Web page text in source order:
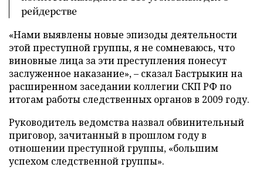
рейдерстве
«Нами выявлены новые эпизоды деятельности
этой преступной группы, я не сомневаюсь, что
виновные лица за эти преступления понесут
заслуженное наказание», – сказал Бастрыкин на
расширенном заседании коллегии СКП РФ по
итогам работы следственных органов в 2009 году.
Руководитель ведомства назвал обвинительный
приговор, зачитанный в прошлом году в
отношении преступной группы, «большим
успехом следственной группы».